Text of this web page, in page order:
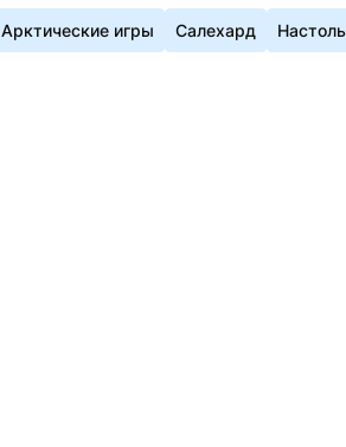
Арктические игры Салехард